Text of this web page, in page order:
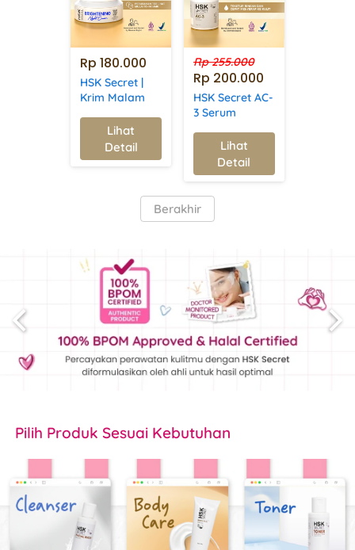
Rp 180.000
HSK Secret |
Krim Malam
Lihat
Detail
Rp 255.000
Rp 200.000
HSK Secret AC-
3 Serum
meradang) |
Acne Care &
Lihat
Detail
`Berakhir
Pilih Produk Sesuai Kebutuhan